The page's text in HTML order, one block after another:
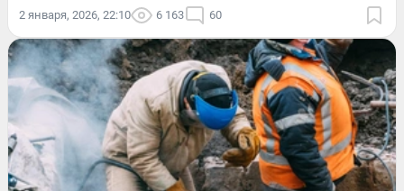
2 января, 2026, 22:10 6 163 60